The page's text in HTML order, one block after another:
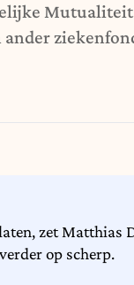
zet Matthias
op scherp.